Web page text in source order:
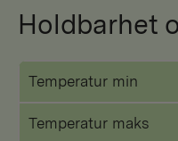
Holdbarhet
Temperatur min
Temperatur maks